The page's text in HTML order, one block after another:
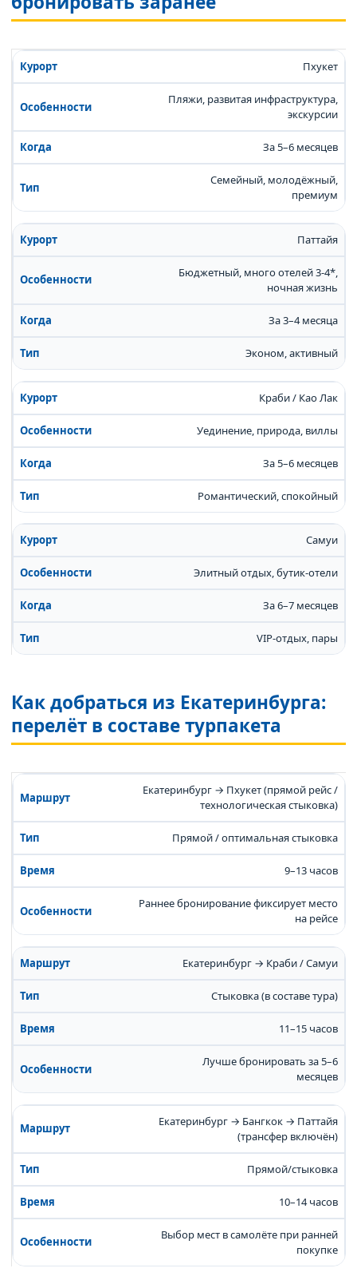
Пхукет
Пляжи, развитая инфраструктура,
экскурсии
За 5–6 месяцев
Семейный, молодёжный,
премиум
Паттайя
Бюджетный, много отелей 3-4*,
ночная жизнь
За 3–4 месяца
Эконом, активный
Краби / Као Лак
Уединение, природа, виллы
За 5–6 месяцев
Романтический, спокойный
Самуи
Элитный отдых, бутик-отели
За 6–7 месяцев
VIP-отдых, пары
Как добраться из Екатеринбурга:
перелёт в составе турпакета
Екатеринбург → Пхукет (прямой рейс /
технологическая стыковка)
Прямой / оптимальная стыковка
9–13 часов
Раннее бронирование фиксирует место
на рейсе
Екатеринбург → Краби / Самуи
Стыковка (в составе тура)
11–15 часов
Лучше бронировать за 5–6
месяцев
Екатеринбург → Бангкок → Паттайя
(трансфер включён)
Прямой/стыковка
10–14 часов
Выбор мест в самолёте при ранней
покупке